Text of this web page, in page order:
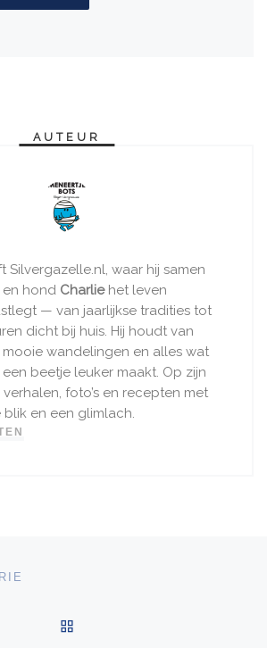
AUTEUR
Silvergazelle.nl, waar hij samen
hond Charliehet leven
— van jaarlijkse tradities tot
dicht bij huis. Hij houdt van
wandelingen en alles wat
beetje leuker maakt. Op zijn
foto’s en recepten met
en een glimlach.